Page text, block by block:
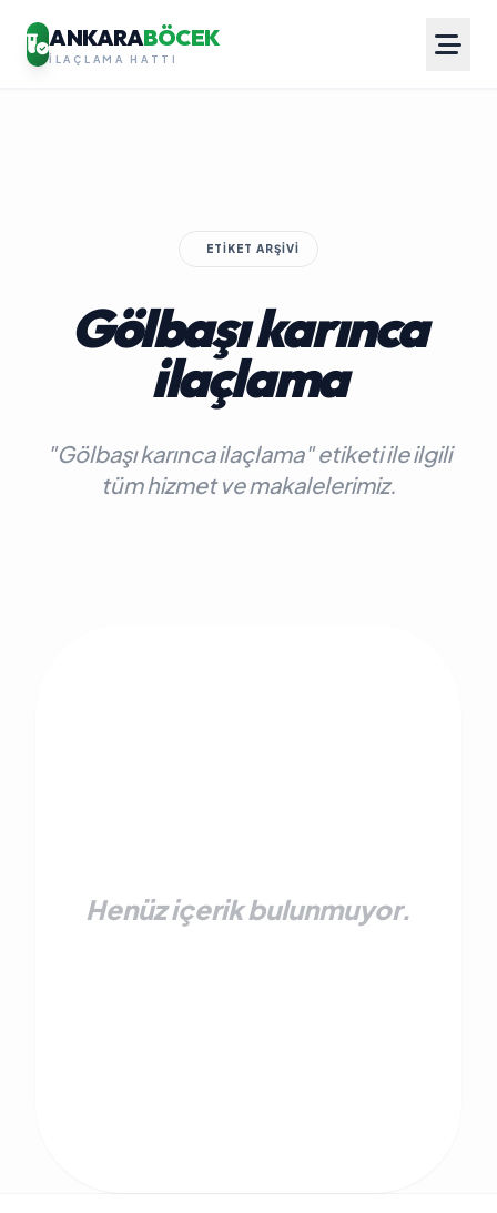
ANKARABÖCEK
İLAÇLAMA HATTI
ETIKET ARŞIVI
Gölbaşı karınca
ilaçlama
"Gölbaşı karınca ilaçlama" etiketi ile ilgili
tüm hizmet ve makalelerimiz.
Henüz içerik bulunmuyor.